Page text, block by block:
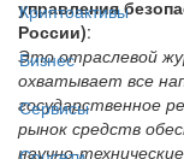
Криптоактивы
Бизнес
Сервисы
управления
России):
Это отраслевой
охватывает все
государственное
рынок средств
научно-